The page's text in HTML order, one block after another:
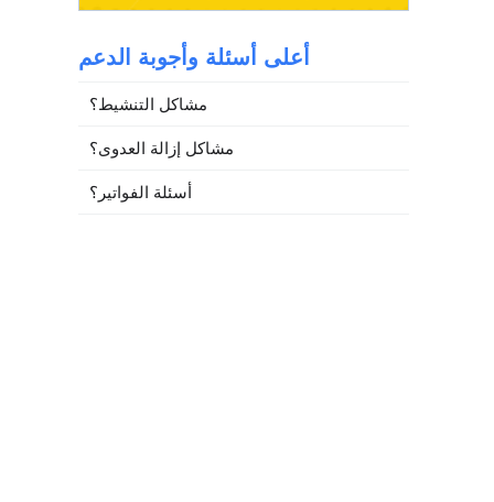
أعلى أسئلة وأجوبة الدعم
مشاكل التنشيط؟
مشاكل إزالة العدوى؟
أسئلة الفواتير؟